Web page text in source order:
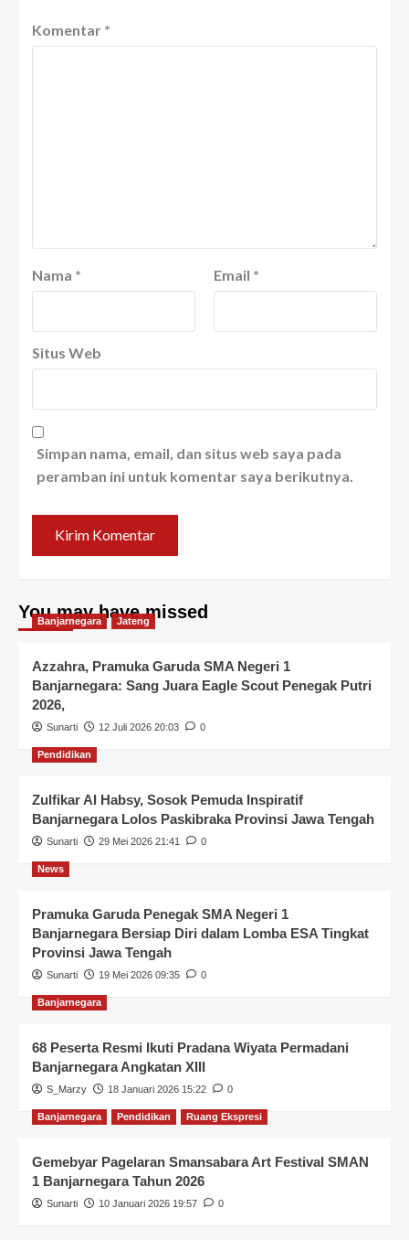
Komentar *
Nama * Email *
Situs Web
Simpan nama, email, dan situs web saya pada
peramban ini untuk komentar saya berikutnya.
You may have missed
Banjarnegara Jateng
Azzahra, Pramuka Garuda SMA Negeri 1
Banjarnegara: Sang Juara Eagle Scout Penegak Putri
2026,
Sunarti 12 Juli 2026 20:03 0
Pendidikan
Zulfikar Al Habsy, Sosok Pemuda Inspiratif
Banjarnegara Lolos Paskibraka Provinsi Jawa Tengah
Sunarti 29 Mei 2026 21:41 0
News
Pramuka Garuda Penegak SMA Negeri 1
Banjarnegara Bersiap Diri dalam Lomba ESA Tingkat
Provinsi Jawa Tengah
Sunarti 19 Mei 2026 09:35 0
Banjarnegara
68 Peserta Resmi Ikuti Pradana Wiyata Permadani
Banjarnegara Angkatan XIII
S_Marzy 18 Januari 2026 15:22 0
Banjarnegara Pendidikan Ruang Ekspresi
Gemebyar Pagelaran Smansabara Art Festival SMAN
1 Banjarnegara Tahun 2026
Sunarti 10 Januari 2026 19:57 0